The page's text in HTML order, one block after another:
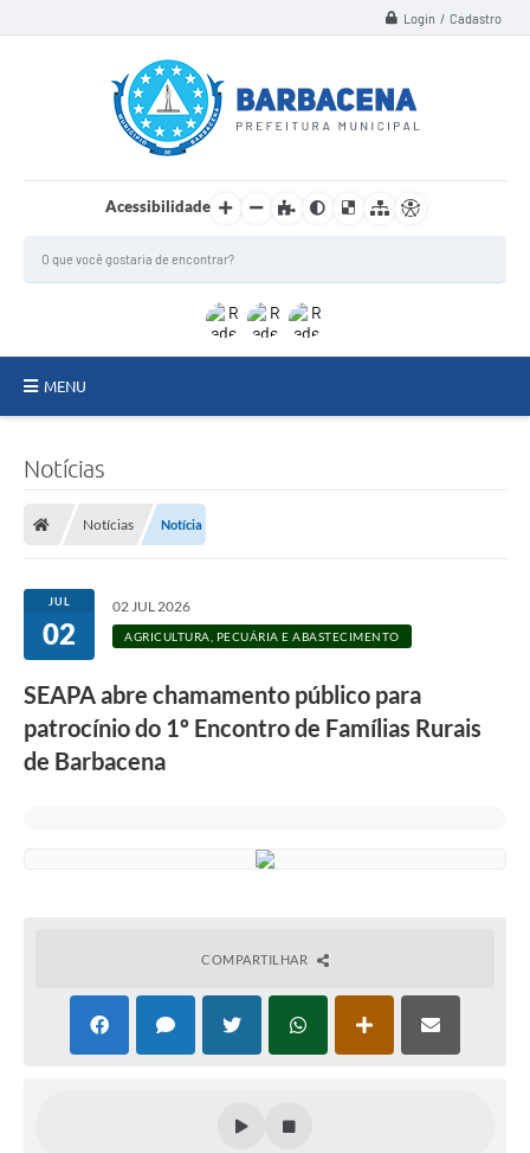
Login / Cadastro
Acessibilidade
MENU
Meio Ambiente
Ouvidoria
Serviços
Visite Barbacena
PPA - PLANO PLURIANUAL 2026/2029
PCA (Planos de Contratações Anuais)
Notícias
Notícias Notícia
JUL
02
02 JUL 2026
AGRICULTURA, PECUÁRIA E ABASTECIMENTO
SEAPA abre chamamento público para
patrocínio do 1º Encontro de Famílias Rurais
de Barbacena
COMPARTILHAR